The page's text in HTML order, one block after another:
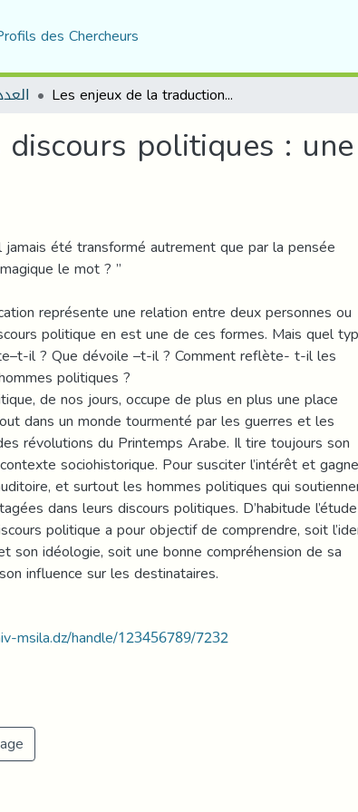
des Chercheurs
العدد Les enjeux de la traduction des discours politiques : une application sur les discours de Nasser
politiques :
été transformé autrement que par la pensée
le mot ? ”
représente une relation entre deux personnes ou
politique en est une de ces formes. Mais quel
il ? Que dévoile –t-il ? Comment reflète- t-il les
politiques ?
de nos jours, occupe de plus en plus une place
dans un monde tourmenté par les guerres et les
révolutions du Printemps Arabe. Il tire toujours son
sociohistorique. Pour susciter l’intérêt et
et surtout les hommes politiques qui
dans leurs discours politiques. D’habitude l’étude
politique a pour objectif de comprendre, soit
son idéologie, soit une bonne compréhension de sa
influence sur les destinataires.
msila.dz/handle/123456789/7232